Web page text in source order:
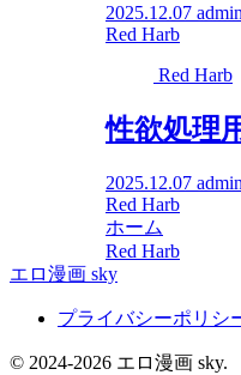
2025.12.07 admin
Red Harb
Red Harb
性欲処理
2025.12.07 admin
Red Harb
ホーム
Red Harb
エロ漫画 sky
プライバシーポリシ
© 2024-2026 エロ漫画 sky.